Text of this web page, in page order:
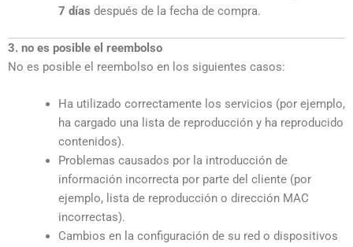
7 días después de la fecha de compra.
3. no es posible el reembolso
No es posible el reembolso en los siguientes casos:
Ha utilizado correctamente los servicios (por ejemplo,
ha cargado una lista de reproducción y ha reproducido
contenidos).
Problemas causados por la introducción de
información incorrecta por parte del cliente (por
ejemplo, lista de reproducción o dirección MAC
incorrectas).
Cambios en la configuración de su red o dispositivos